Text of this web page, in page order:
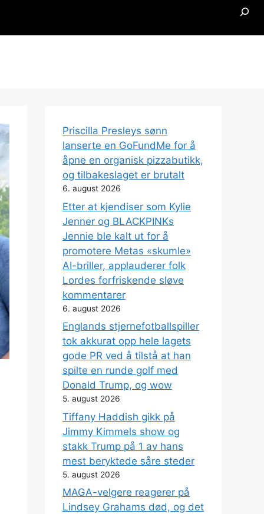
Priscilla Presleys sønn
lanserte en GoFundMe for å
åpne en organisk pizzabutikk,
og tilbakeslaget er brutalt
6. august 2026
Etter at kjendiser som Kylie
Jenner og BLACKPINKs
Jennie ble kalt ut for å
promotere Metas «skumle»
AI-briller, applauderer folk
Lordes forfriskende sløve
kommentarer
6. august 2026
Englands stjernefotballspiller
tok akkurat opp hele lagets
gode PR ved å tilstå at han
spilte en runde golf med
Donald Trump, og wow
5. august 2026
Tiffany Haddish gikk på
Jimmy Kimmels show og
stakk Trump på 1 av hans
mest beryktede såre steder
5. august 2026
MAGA-velgere reagerer på
Lindsey Grahams død, og det